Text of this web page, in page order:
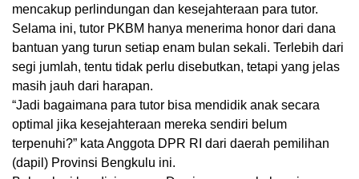
mencakup perlindungan dan kesejahteraan para tutor.
Selama ini, tutor PKBM hanya menerima honor dari dana
bantuan yang turun setiap enam bulan sekali. Terlebih dari
segi jumlah, tentu tidak perlu disebutkan, tetapi yang jelas
masih jauh dari harapan.
“Jadi bagaimana para tutor bisa mendidik anak secara
optimal jika kesejahteraan mereka sendiri belum
terpenuhi?” kata Anggota DPR RI dari daerah pemilihan
(dapil) Provinsi Bengkulu ini.